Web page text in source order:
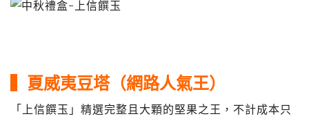
▍夏威夷豆塔（網路人氣王）
「上信饌玉」精選完整且大顆的堅果之王，不計成本只